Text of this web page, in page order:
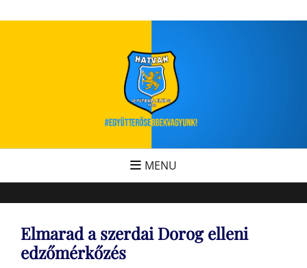
FC Hatvan
Egyesület a hatvani labdarúgásért, sportért!
MENU
Elmarad a szerdai Dorog elleni
edzőmérkőzés